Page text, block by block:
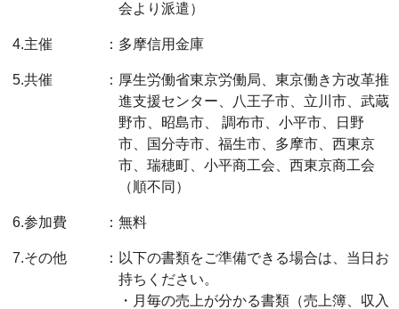
会より派遣）
4.主催 ： 多摩信用金庫
5.共催 ： 厚生労働省東京労働局、東京働き方改革推
進支援センター、八王子市、立川市、武蔵
野市、昭島市、 調布市、小平市、日野
市、国分寺市、福生市、多摩市、西東京
市、瑞穂町、小平商工会、西東京商工会
（順不同）
6.参加費 ： 無料
7.その他 ： 以下の書類をご準備できる場合は、当日お
持ちください。
・月毎の売上が分かる書類（売上簿、収入